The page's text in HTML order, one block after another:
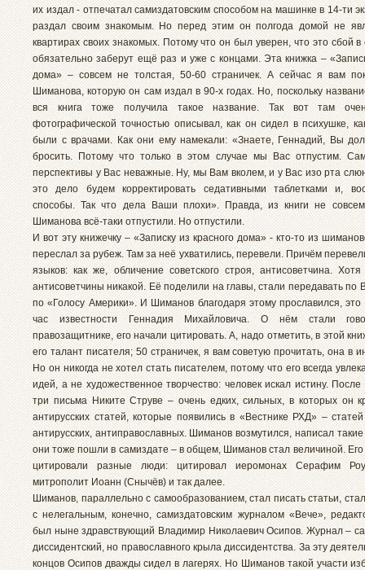
их издал - отпечатал самиздатовским способом на машинке в 14-ти
раздал своим знакомым. Но перед этим он полгода домой не
квартирах своих знакомых. Потому что он был уверен, что это сбой в
обязательно заберут ещё раз и уже с концами. Эта книжка –
дома» – совсем не толстая, 50-60 страничек. А сейчас я вам
Шиманова, которую он сам издал в 90-х годах. Но, поскольку
вся книга тоже получила такое название. Так вот там
фотографической точностью описывал, как он сидел в психушке,
были с врачами. Как они ему намекали: «Знаете, Геннадий, Вы
бросить. Потому что только в этом случае мы Вас отпустим.
перспективы у Вас неважные. Ну, мы Вам вколем, и у Вас изо рта
это дело будем корректировать седативными таблетками и,
способы. Так что дела Ваши плохи». Правда, из книги не
Шиманова всё-таки отпустили. Но отпустили.
И вот эту книжечку – «Записку из красного дома» - кто-то из
переслал за рубеж. Там за неё ухватились, перевели. Причём
языков: как же, обличение советского строя, антисоветчина.
антисоветчины никакой. Её поделили на главы, стали передавать по
по «Голосу Америки». И Шиманов благодаря этому прославился,
час известности Геннадия Михайловича. О нём стали
правозащитнике, его начали цитировать. А, надо отметить, в этой
его талант писателя; 50 страничек, я вам советую прочитать, она в
Но он никогда не хотел стать писателем, потому что его всегда
идей, а не художественное творчество: человек искал истину. После
три письма Никите Струве – очень едких, сильных, в которых он
антирусских статей, которые появились в «Вестнике РХД» –
антирусских, антиправославных. Шиманов возмутился, написал
они тоже пошли в самиздате – в общем, Шиманов стал величиной. Его
цитировали разные люди: цитировал иеромонах Серафим
митрополит Иоанн (Снычёв) и так далее.
Шиманов, параллельно с самообразованием, стал писать статьи,
с нелегальным, конечно, самиздатовским журналом «Вече»,
был ныне здравствующий Владимир Николаевич Осипов. Журнал –
диссидентский, но православного крыла диссидентства. За эту
концов Осипов дважды сидел в лагерях. Но Шиманов такой участи